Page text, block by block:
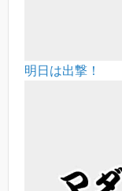
明日は出撃！